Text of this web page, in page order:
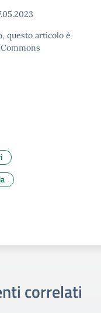
questo articolo è
correlati